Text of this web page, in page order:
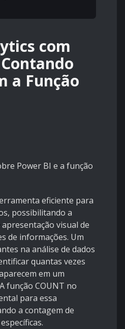
com
a Função
Power BI e a função
eficiente para
possibilitando a
visual de
de informações. Um
na análise de dados
quantas vezes
em um
função COUNT no
para essa
a contagem de